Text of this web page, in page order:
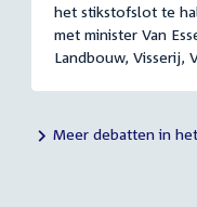
het stikstofslot te
met minister Van
Landbouw, Visserij,
Meer debatten in